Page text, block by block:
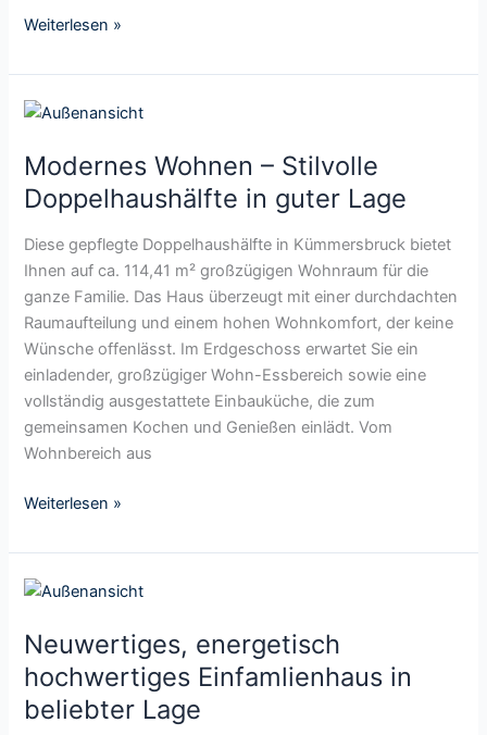
e
G
a
t
e
n
E
e
e
h
u
n
g
z
m
E
n
s
n
n
e
n
–
R
u
h
i
e
i
f
a
m
i
Weiterlesen »
Modernes Wohnen – Stilvolle
Doppelhaushälfte in guter Lage
Diese gepflegte Doppelhaushälfte in Kümmersbruck bietet
Ihnen auf ca. 114,41 m² großzügigen Wohnraum für die
ganze Familie. Das Haus überzeugt mit einer durchdachten
Raumaufteilung und einem hohen Wohnkomfort, der keine
Wünsche offenlässt. Im Erdgeschoss erwartet Sie ein
einladender, großzügiger Wohn-Essbereich sowie eine
vollständig ausgestattete Einbauküche, die zum
gemeinsamen Kochen und Genießen einlädt. Vom
Wohnbereich aus
M
d
e
n
e
s
W
o
h
n
e
n
S
i
l
o
l
l
e
Weiterlesen »
Neuwertiges, energetisch
hochwertiges Einfamlienhaus in
beliebter Lage
N
u
w
r